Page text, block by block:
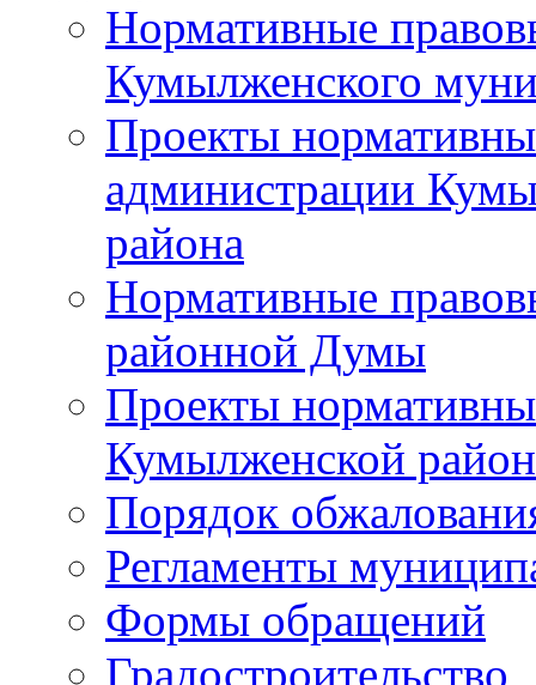
Нормативные
Кумылженского
Проекты
администрации
района
Нормативные
районной Думы
Проекты
Кумылженской
Порядок
Регламенты
Формы обращений
Градостроительство